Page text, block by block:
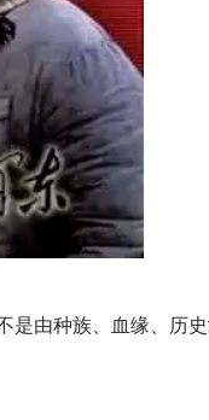
是由种族、血缘、历